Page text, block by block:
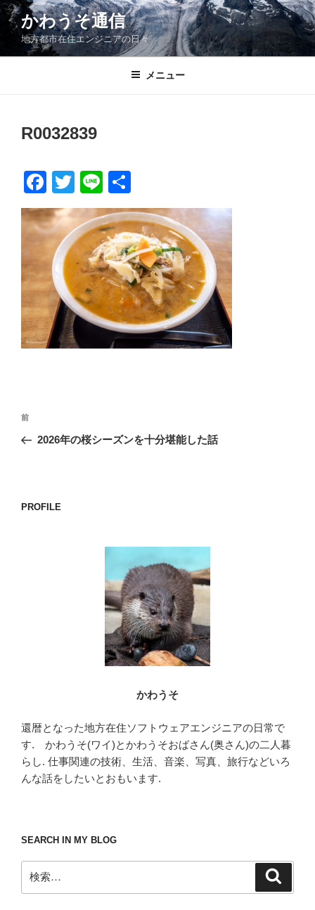
コ
ン
ン
かわうそ通信
地方都市在住エンジニアの日々
メニュー
R0032839
F
a
c
e
b
o
o
k
T
wi
tt
er
Li
n
e
有
投
ナ
ー
前
の
前
2026年の桜シーズンを十分堪能した話
PROFILE
かわうそ
還暦となった地方在住ソフトウェアエンジニアの日常で
す. かわうそ(ワイ)とかわうそおばさん(奥さん)の二人暮
らし. 仕事関連の技術、生活、音楽、写真、旅行などいろ
んな話をしたいとおもいます.
SEARCH IN MY BLOG
索: